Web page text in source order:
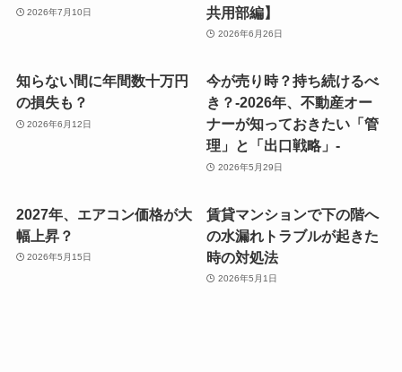
2026年7月10日
共用部編】
2026年6月26日
知らない間に年間数十万円
の損失も？
2026年6月12日
今が売り時？持ち続けるべ
き？-2026年、不動産オー
ナーが知っておきたい「管
理」と「出口戦略」-
2026年5月29日
2027年、エアコン価格が大
幅上昇？
2026年5月15日
賃貸マンションで下の階へ
の水漏れトラブルが起きた
時の対処法
2026年5月1日